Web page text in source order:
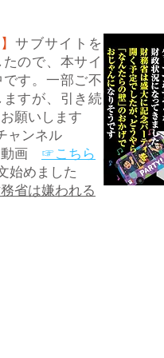
サブサイトを
ので、本サイ
です。一部ご不
すが、引き続
願いします
ャンネル
画 ☞こちら
始めました
省は嫌われる